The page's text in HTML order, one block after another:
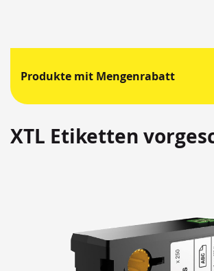
Produkte mit Mengenrabatt
XTL Etiketten